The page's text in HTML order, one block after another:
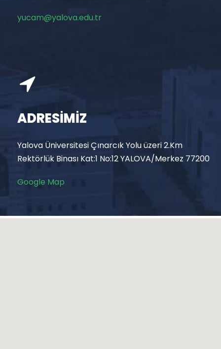
yucam@yalova.edu.tr
ADRESİMİZ
Yalova Üniversitesi Çınarcık Yolu üzeri 2.Km
Rektörlük Binası Kat:1 No:12 YALOVA/Merkez 77200
Google Map